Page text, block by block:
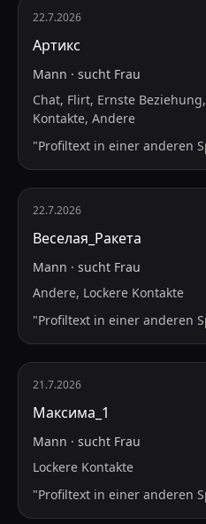
22.7.2026
Артикс
Mann · sucht Frau
Chat, Flirt, Ernste
Kontakte, Andere
"Profiltext in einer anderen
22.7.2026
Веселая_Ракета
Mann · sucht Frau
Andere, Lockere Kontakte
"Profiltext in einer anderen
21.7.2026
Максима_1
Mann · sucht Frau
Lockere Kontakte
"Profiltext in einer anderen